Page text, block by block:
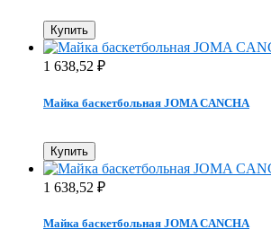
Купить
1 638,52 ₽
Майка баскетбольная JOMA CANCHA
Купить
1 638,52 ₽
Майка баскетбольная JOMA CANCHA